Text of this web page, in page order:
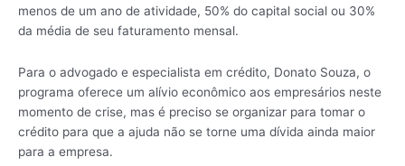
menos de um ano de atividade, 50% do capital social ou 30%
da média de seu faturamento mensal.
Para o advogado e especialista em crédito, Donato Souza, o
programa oferece um alívio econômico aos empresários neste
momento de crise, mas é preciso se organizar para tomar o
crédito para que a ajuda não se torne uma dívida ainda maior
para a empresa.